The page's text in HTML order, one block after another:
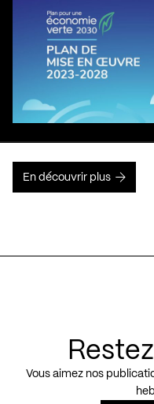
En découvrir plus
Vous aimez nos